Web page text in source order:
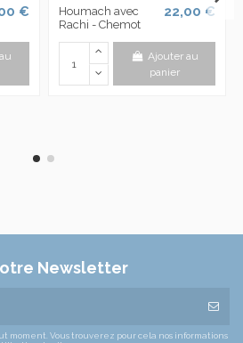
€
Houmach avec
Rachi - Chemot
22,00 €
Ajouter au
panier
Newsletter
moment. Vous trouverez pour cela nos informations